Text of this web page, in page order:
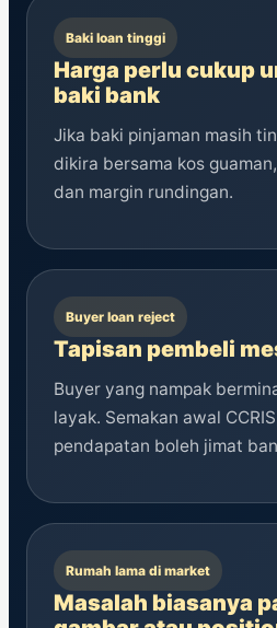
Baki loan tinggi
Harga perlu cukup
baki bank
Jika baki pinjaman masih
dikira bersama kos
dan margin rundingan.
Buyer loan reject
Tapisan pembeli
Buyer yang nampak
layak. Semakan awal
pendapatan boleh jimat
Rumah lama di market
Masalah biasanya